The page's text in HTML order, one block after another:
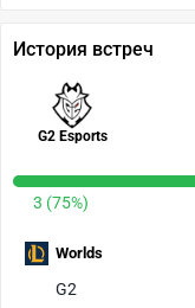
История встреч
G2 Esports
3 (75%)
G2
Worlds